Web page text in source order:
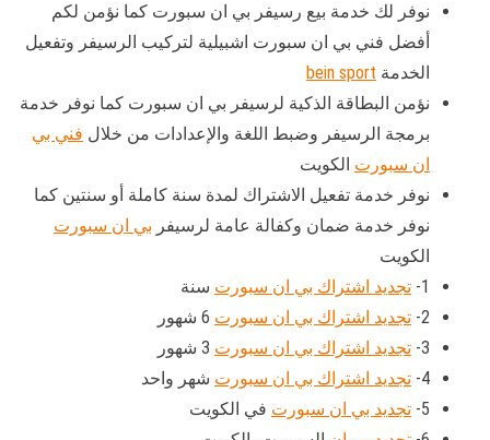
نوفر لك خدمة بيع رسيفر بي ان سبورت كما نؤمن لكم
أفضل فني بي ان سبورت اشبيلية لتركيب الرسيفر وتفعيل
الخدمة bein sport
نؤمن البطاقة الذكية لرسيفر بي ان سبورت كما نوفر خدمة
برمجة الرسيفر وضبط اللغة والإعدادات من خلال فني بي
ان سبورت الكويت
نوفر خدمة تفعيل الاشتراك لمدة سنة كاملة أو سنتين كما
نوفر خدمة ضمان وكفالة عامة لرسيفر بي ان سبورت
الكويت
1- تجديد اشتراك بي ان سبورت سنة
2- تجديد اشتراك بي ان سبورت
3- تجديد اشتراك بي ان سبورت
4- تجديد اشتراك بي ان سبورت شهر واحد
5- تجديد بي ان سبورت في الكويت